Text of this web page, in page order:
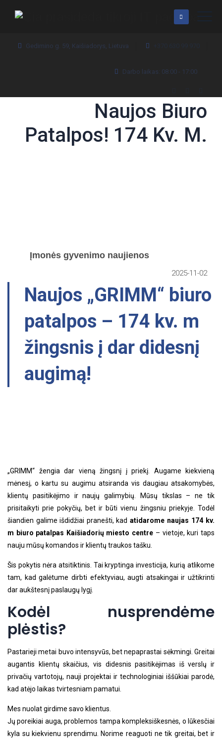
Gedimino g. 59, Kaišiadorys, Lietuva +370 630 99 970
Darbo laikas: 08:00 - 17:00
Naujos Biuro
Patalpos! 174 Kv. M.
Įmonės gyvenimo naujienos
2025-11-02
Naujos „GRIMM“ biuro
patalpos – 174 kv. m
žingsnis į dar didesnį
augimą!
„GRIMM“ žengia dar vieną žingsnį į priekį. Augame kiekvieną
mėnesį, o kartu su augimu atsiranda vis daugiau atsakomybės,
klientų pasitikėjimo ir naujų galimybių. Mūsų tikslas – ne tik
prisitaikyti prie pokyčių, bet ir būti vienu žingsniu priekyje. Todėl
šiandien galime išdidžiai pranešti, kad atidarome naujas 174 kv.
m biuro patalpas Kaišiadorių miesto centre – vietoje, kuri taps
nauju mūsų komandos ir klientų traukos tašku.
Šis pokytis nėra atsitiktinis. Tai kryptinga investicija, kurią atlikome
tam, kad galėtume dirbti efektyviau, augti atsakingai ir užtikrinti
dar aukštesnį paslaugų lygį.
Kodėl nusprendėme
plėstis?
Pastarieji metai buvo intensyvūs, bet nepaprastai sėkmingi. Greitai
augantis klientų skaičius, vis didesnis pasitikėjimas iš verslų ir
privačių vartotojų, nauji projektai ir technologiniai iššūkiai parodė,
kad atėjo laikas tvirtesniam pamatui.
Mes nuolat girdime savo klientus.
Jų poreikiai auga, problemos tampa kompleksiškesnės, o lūkesčiai
kyla su kiekvienu sprendimu. Norime reaguoti ne tik greitai, bet ir